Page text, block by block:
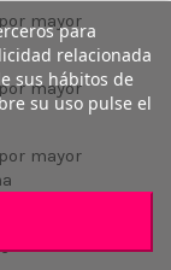
mayor
mayor
mayor
mayor
para
relacionada
sus hábitos de
su uso pulse el